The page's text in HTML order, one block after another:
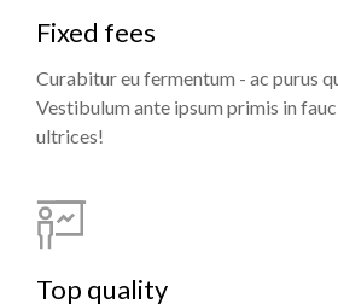
Fixed fees
Curabitur eu fermentum - ac purus
Vestibulum ante ipsum primis in
ultrices!
Top quality